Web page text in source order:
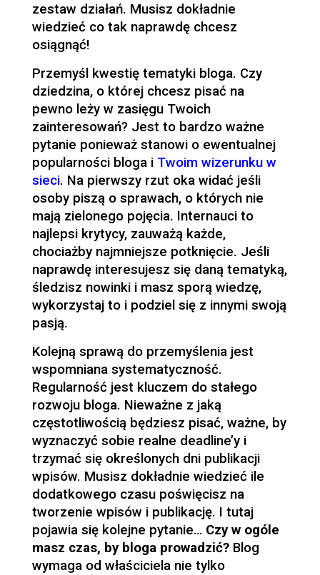
zestaw działań. Musisz dokładnie
wiedzieć co tak naprawdę chcesz
osiągnąć!
Przemyśl kwestię tematyki bloga. Czy
dziedzina, o której chcesz pisać na
pewno leży w zasięgu Twoich
zainteresowań? Jest to bardzo ważne
pytanie ponieważ stanowi o ewentualnej
popularności bloga i Twoim wizerunku w
sieci. Na pierwszy rzut oka widać jeśli
osoby piszą o sprawach, o których nie
mają zielonego pojęcia. Internauci to
najlepsi krytycy, zauważą każde,
chociażby najmniejsze potknięcie. Jeśli
naprawdę interesujesz się daną tematyką,
śledzisz nowinki i masz sporą wiedzę,
wykorzystaj to i podziel się z innymi swoją
pasją.
Kolejną sprawą do przemyślenia jest
wspomniana systematyczność.
Regularność jest kluczem do stałego
rozwoju bloga. Nieważne z jaką
częstotliwością będziesz pisać, ważne, by
wyznaczyć sobie realne deadline’y i
trzymać się określonych dni publikacji
wpisów. Musisz dokładnie wiedzieć ile
dodatkowego czasu poświęcisz na
tworzenie wpisów i publikację. I tutaj
pojawia się kolejne pytanie… Czy w ogóle
masz czas, by bloga prowadzić?Blog
wymaga od właściciela nie tylko